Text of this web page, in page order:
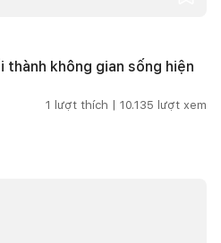
thành không gian sống hiện
1 lượt thích | 10.135 lượt xem